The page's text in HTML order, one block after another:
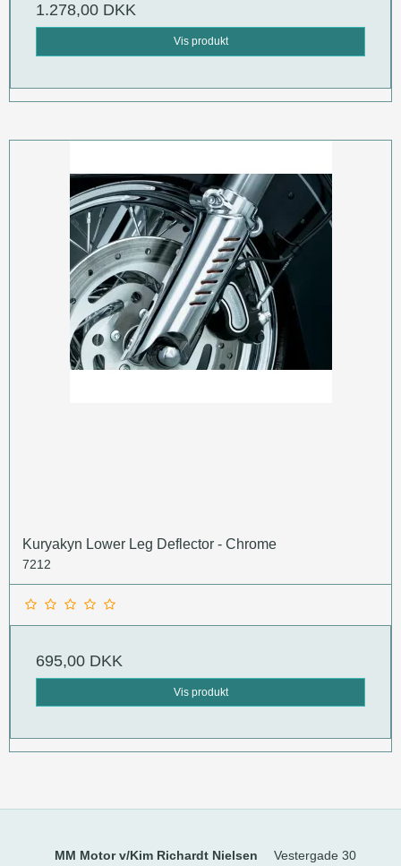
1.278,00 DKK
Vis produkt
Kuryakyn Lower Leg Deflector - Chrome
7212
695,00 DKK
Vis produkt
MM Motor v/Kim Richardt Nielsen
Vestergade 30